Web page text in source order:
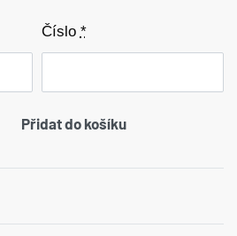
Číslo *
Přidat do košíku